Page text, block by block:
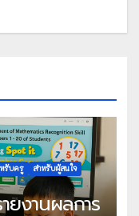
รับครู
สำหรับผู้สนใจ
ยงานผลการ